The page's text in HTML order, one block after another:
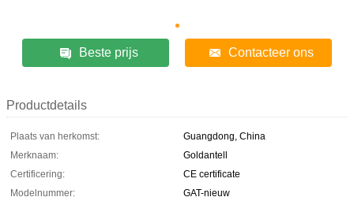
Beste prijs Contacteer ons
Productdetails
Plaats van herkomst:
Guangdong, China
Merknaam:
Goldantell
Certificering:
CE certificate
Modelnummer:
GAT-nieuw